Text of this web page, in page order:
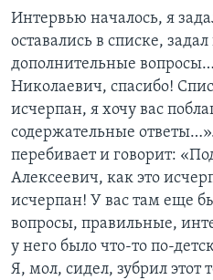
Интервью началось, я
оставались в списке,
дополнительные
Николаевич, спасибо!
исчерпан, я хочу вас
содержательные
перебивает и говорит:
Алексеевич, как это
исчерпан! У вас там еще
вопросы, правильные,
у него было что-то по-
Я, мол, сидел, зубрил этот